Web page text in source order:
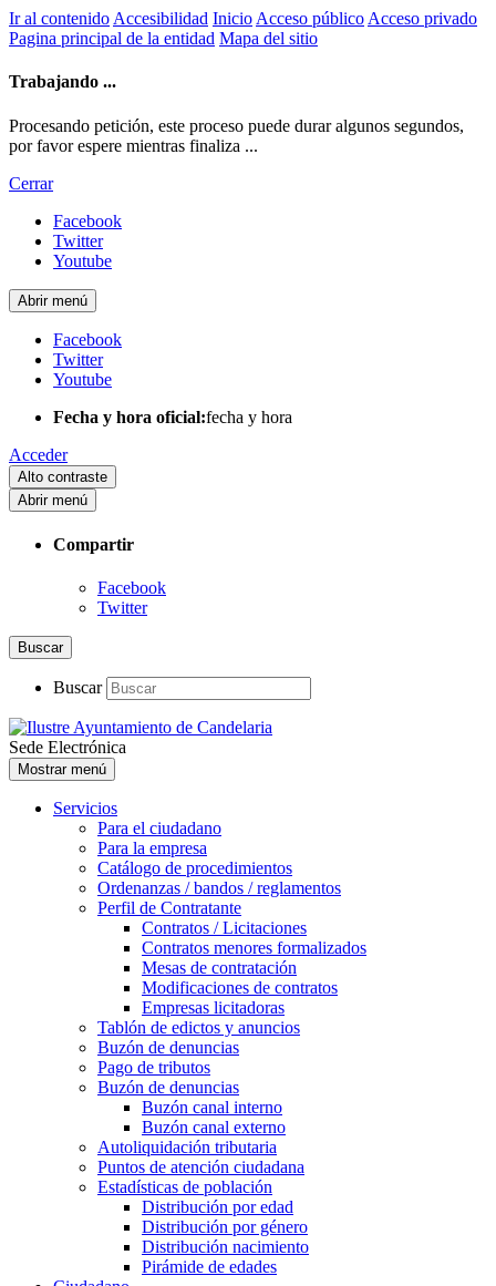
Ir al contenido Accesibilidad Inicio Acceso público Acceso privado
Pagina principal de la entidad Mapa del sitio
Trabajando ...
Procesando petición, este proceso puede durar algunos segundos,
por favor espere mientras finaliza ...
Cerrar
Facebook
Twitter
Youtube
Abrir menú
Facebook
Twitter
Youtube
Fecha y hora oficial:fecha y hora
Acceder
Alto contraste
Abrir menú
Compartir
Facebook
Twitter
Buscar
Buscar
Sede Electrónica
Mostrar menú
Servicios
Para el ciudadano
Para la empresa
Catálogo de procedimientos
Ordenanzas / bandos / reglamentos
Perfil de Contratante
Contratos / Licitaciones
Contratos menores formalizados
Mesas de contratación
Modificaciones de contratos
Empresas licitadoras
Tablón de edictos y anuncios
Buzón de denuncias
Pago de tributos
Buzón de denuncias
Buzón canal interno
Buzón canal externo
Autoliquidación tributaria
Puntos de atención ciudadana
Estadísticas de población
Distribución por edad
Distribución por género
Distribución nacimiento
Pirámide de edades